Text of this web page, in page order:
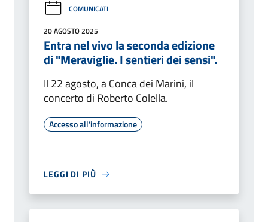
COMUNICATI
20 AGOSTO 2025
Entra nel vivo la seconda edizione
di "Meraviglie. I sentieri dei sensi".
Il 22 agosto, a Conca dei Marini, il
concerto di Roberto Colella.
Accesso all'informazione
LEGGI DI PIÙ